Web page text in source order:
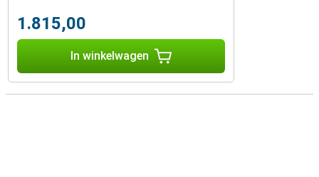
1.815,00
In winkelwagen